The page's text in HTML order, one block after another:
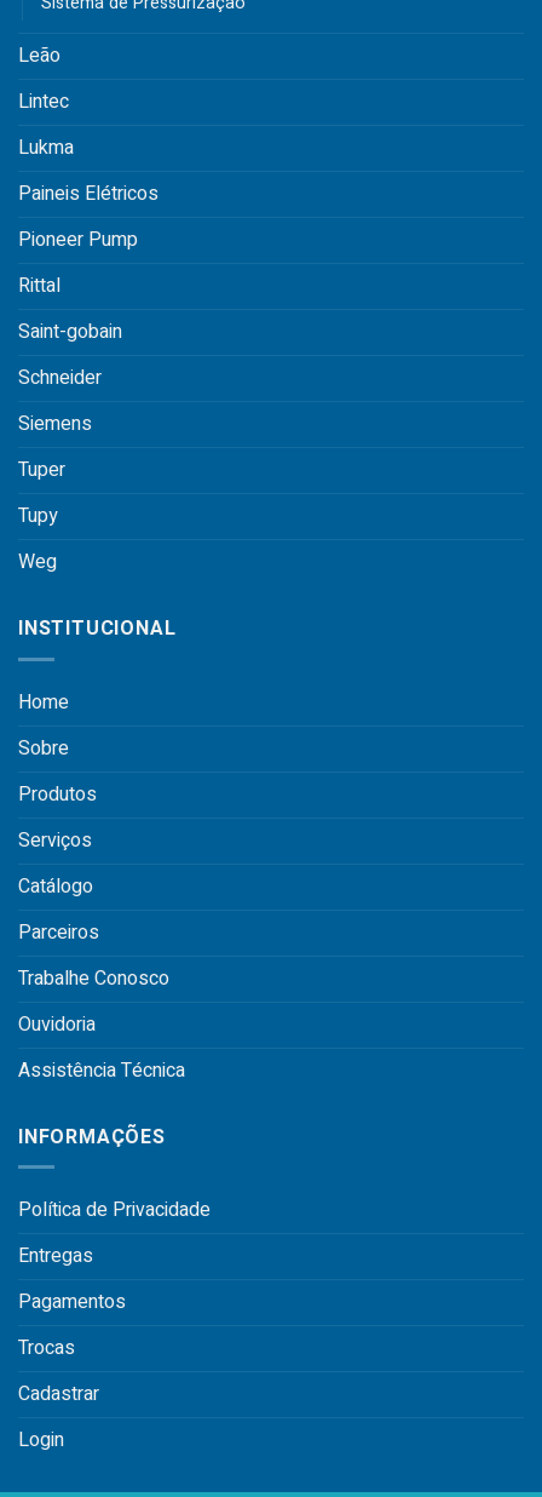
Leão
Lintec
Lukma
Paineis Elétricos
Pioneer Pump
Rittal
Saint-gobain
Schneider
Siemens
Tuper
Tupy
Weg
INSTITUCIONAL
Home
Sobre
Produtos
Serviços
Catálogo
Parceiros
Trabalhe Conosco
Ouvidoria
Assistência Técnica
INFORMAÇÕES
Política de Privacidade
Entregas
Pagamentos
Trocas
Cadastrar
Login